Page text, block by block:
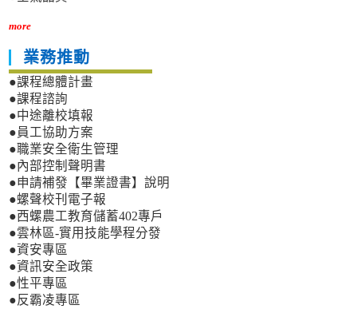
more
業務推動
●課程總體計畫
●課程諮詢
●中途離校填報
●員工協助方案
●職業安全衛生管理
●內部控制聲明書
●申請補發【畢業證書】說明
●螺聲校刊電子報
●西螺農工教育儲蓄402專戶
●雲林區-實用技能學程分發
●資安專區
●資訊安全政策
●性平專區
●反霸凌專區